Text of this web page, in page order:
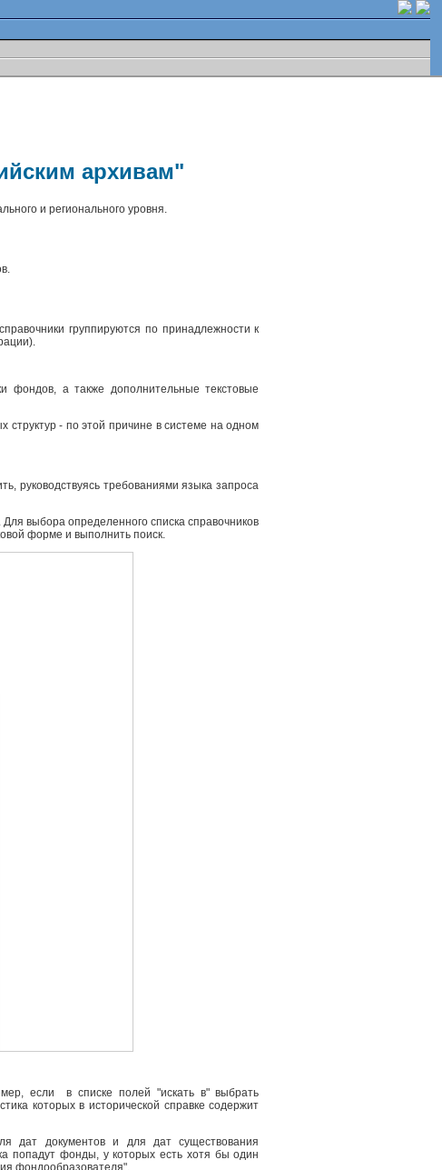
архивам"
и регионального уровня.
группируются по принадлежности к
фондов, а также дополнительные текстовые
- по этой причине в системе на одном
руководствуясь требованиями языка запроса
выбора определенного списка справочников
форме и выполнить поиск.
если в списке полей "искать в" выбрать
которых в исторической справке содержит
дат документов и для дат существования
попадут фонды, у которых есть хотя бы один
фондообразователя".